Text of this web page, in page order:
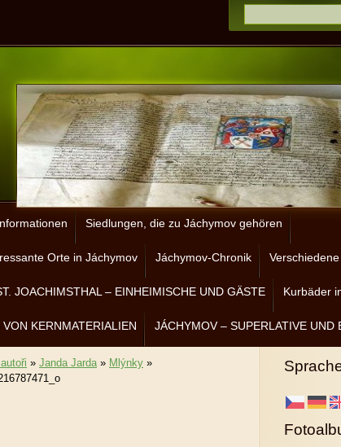
Siedlungen, die zu Jáchymov gehören
Orte in Jáchymov Jáchymov-Chronik
JOACHIMSTHAL – EINHEIMISCHE UND GÄSTE Kurbäder
KERNMATERIALIEN JÁCHYMOV – SUPERLATIVE UND
» Janda Jarda» Mlýnky »